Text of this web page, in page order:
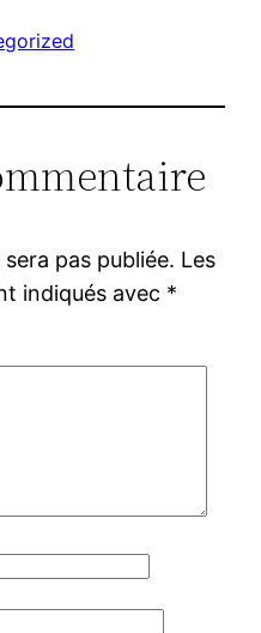
pas publiée. Les
indiqués avec *